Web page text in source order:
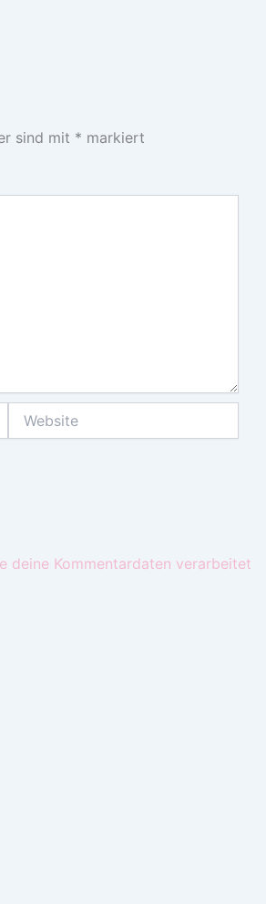
sind mit * markiert
deine Kommentardaten verarbeitet